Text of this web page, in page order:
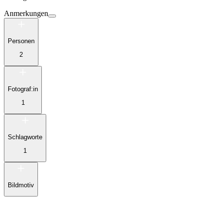
Anmerkungen
Personen
2
Fotograf:in
1
Schlagworte
1
Bildmotiv